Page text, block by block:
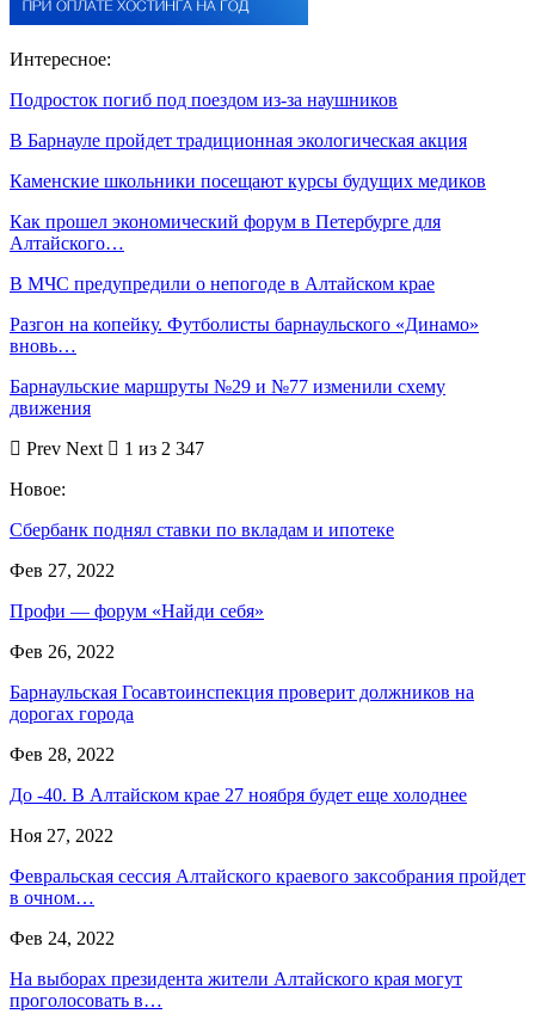
Интересное:
Подросток погиб под поездом из-за наушников
В Барнауле пройдет традиционная экологическая акция
Каменские школьники посещают курсы будущих медиков
Как прошел экономический форум в Петербурге для
Алтайского…
В МЧС предупредили о непогоде в Алтайском крае
Разгон на копейку. Футболисты барнаульского «Динамо»
вновь…
Барнаульские маршруты №29 и №77 изменили схему
движения
Prev Next
1 из 2 347
Новое:
Сбербанк поднял ставки по вкладам и ипотеке
Фев 27, 2022
Профи — форум «Найди себя»
Фев 26, 2022
Барнаульская Госавтоинспекция проверит должников на
дорогах города
Фев 28, 2022
До -40. В Алтайском крае 27 ноября будет еще холоднее
Ноя 27, 2022
Февральская сессия Алтайского краевого заксобрания пройдет
в очном…
Фев 24, 2022
На выборах президента жители Алтайского края могут
проголосовать в…